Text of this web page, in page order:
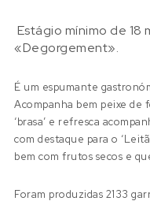
Estágio mínimo de 18
«Degorgement».
É um espumante
Acompanha bem peixe de
‘brasa’ e refresca
com destaque para o
bem com frutos secos e
Foram produzidas 2133